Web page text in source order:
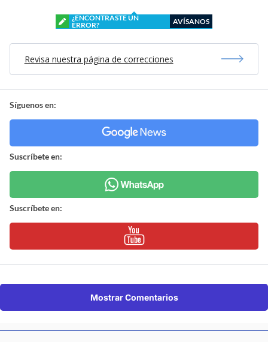
¿ENCONTRASTE UN
ERROR?
AVÍSANOS
Revisa nuestra página de correcciones
Síguenos en:
Suscríbete en:
Suscríbete en:
Mostrar Comentarios